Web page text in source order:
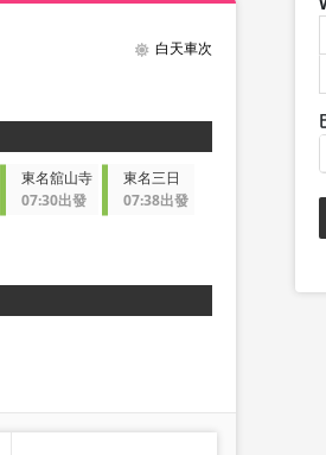
白天車次
東名舘山寺
07:30出發
東名三日
07:38出發